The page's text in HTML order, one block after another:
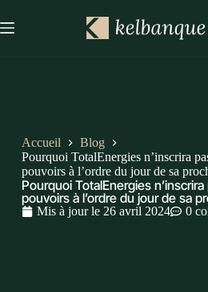
Accueil
Blog
Pourquoi TotalEnergies n’inscrira
pouvoirs à l’ordre du jour de sa
Pourquoi TotalEnergies
pouvoirs à l’ordre du jour de sa
Mis à jour le 26 avril 2024 0